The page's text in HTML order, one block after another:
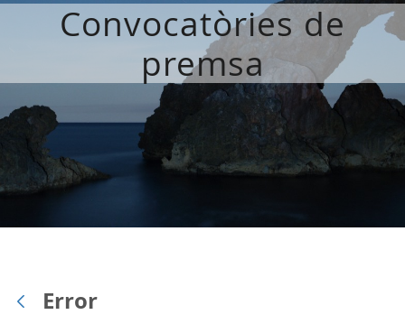
Convocatòries de
premsa
Error